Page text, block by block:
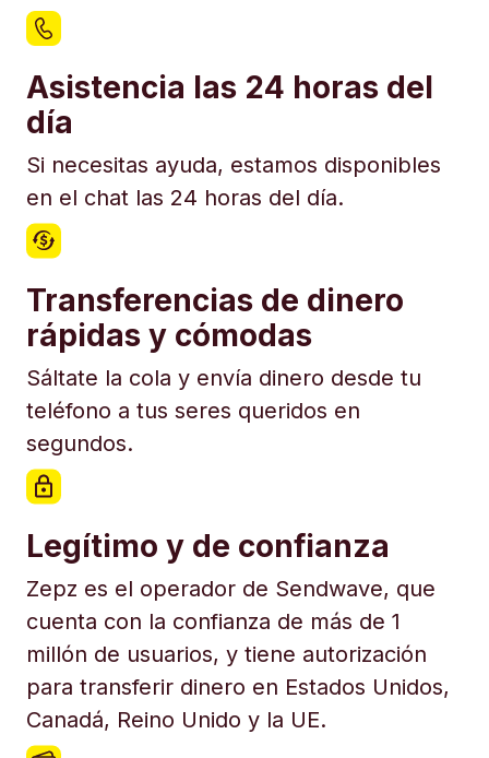
Asistencia las 24 horas del
día
Si necesitas ayuda, estamos disponibles
en el chat las 24 horas del día.
Transferencias de dinero
rápidas y cómodas
Sáltate la cola y envía dinero desde tu
teléfono a tus seres queridos en
segundos.
Legítimo y de confianza
Zepz es el operador de Sendwave, que
cuenta con la confianza de más de 1
millón de usuarios, y tiene autorización
para transferir dinero en Estados Unidos,
Canadá, Reino Unido y la UE.